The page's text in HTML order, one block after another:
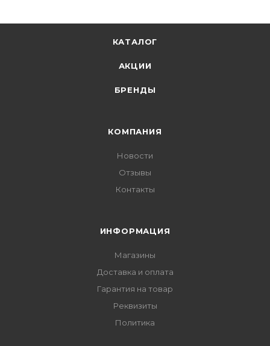
КАТАЛОГ
АКЦИИ
БРЕНДЫ
КОМПАНИЯ
Новости
Отзывы
Контакты
ИНФОРМАЦИЯ
Магазины
Доставка и оплата
Гарантия на товар
Реквизиты
Политика